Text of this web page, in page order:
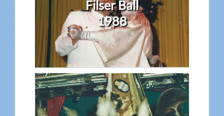
Filser Ball
1988